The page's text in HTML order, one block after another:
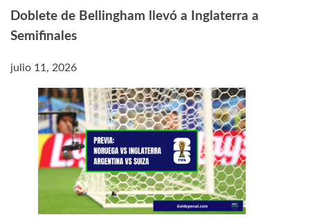
Doblete de Bellingham llevó a Inglaterra a
Semifinales
julio 11, 2026